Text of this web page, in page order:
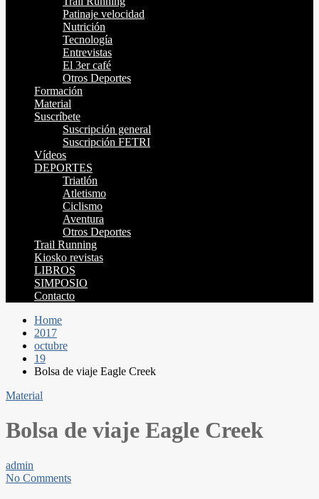
Patinaje velocidad
Nutrición
Tecnología
Entrevistas
El 3er café
Otros Deportes
Formación
Material
Suscríbete
Suscripción general
Suscripción FETRI
Vídeos
DEPORTES
Triatlón
Atletismo
Ciclismo
Aventura
Otros Deportes
Trail Running
Kiosko revistas
LIBROS
SIMPOSIO
Contacto
Home
2017
octubre
19
Bolsa de viaje Eagle Creek
Material
Bolsa de viaje Eagle Creek
admin
No Comments